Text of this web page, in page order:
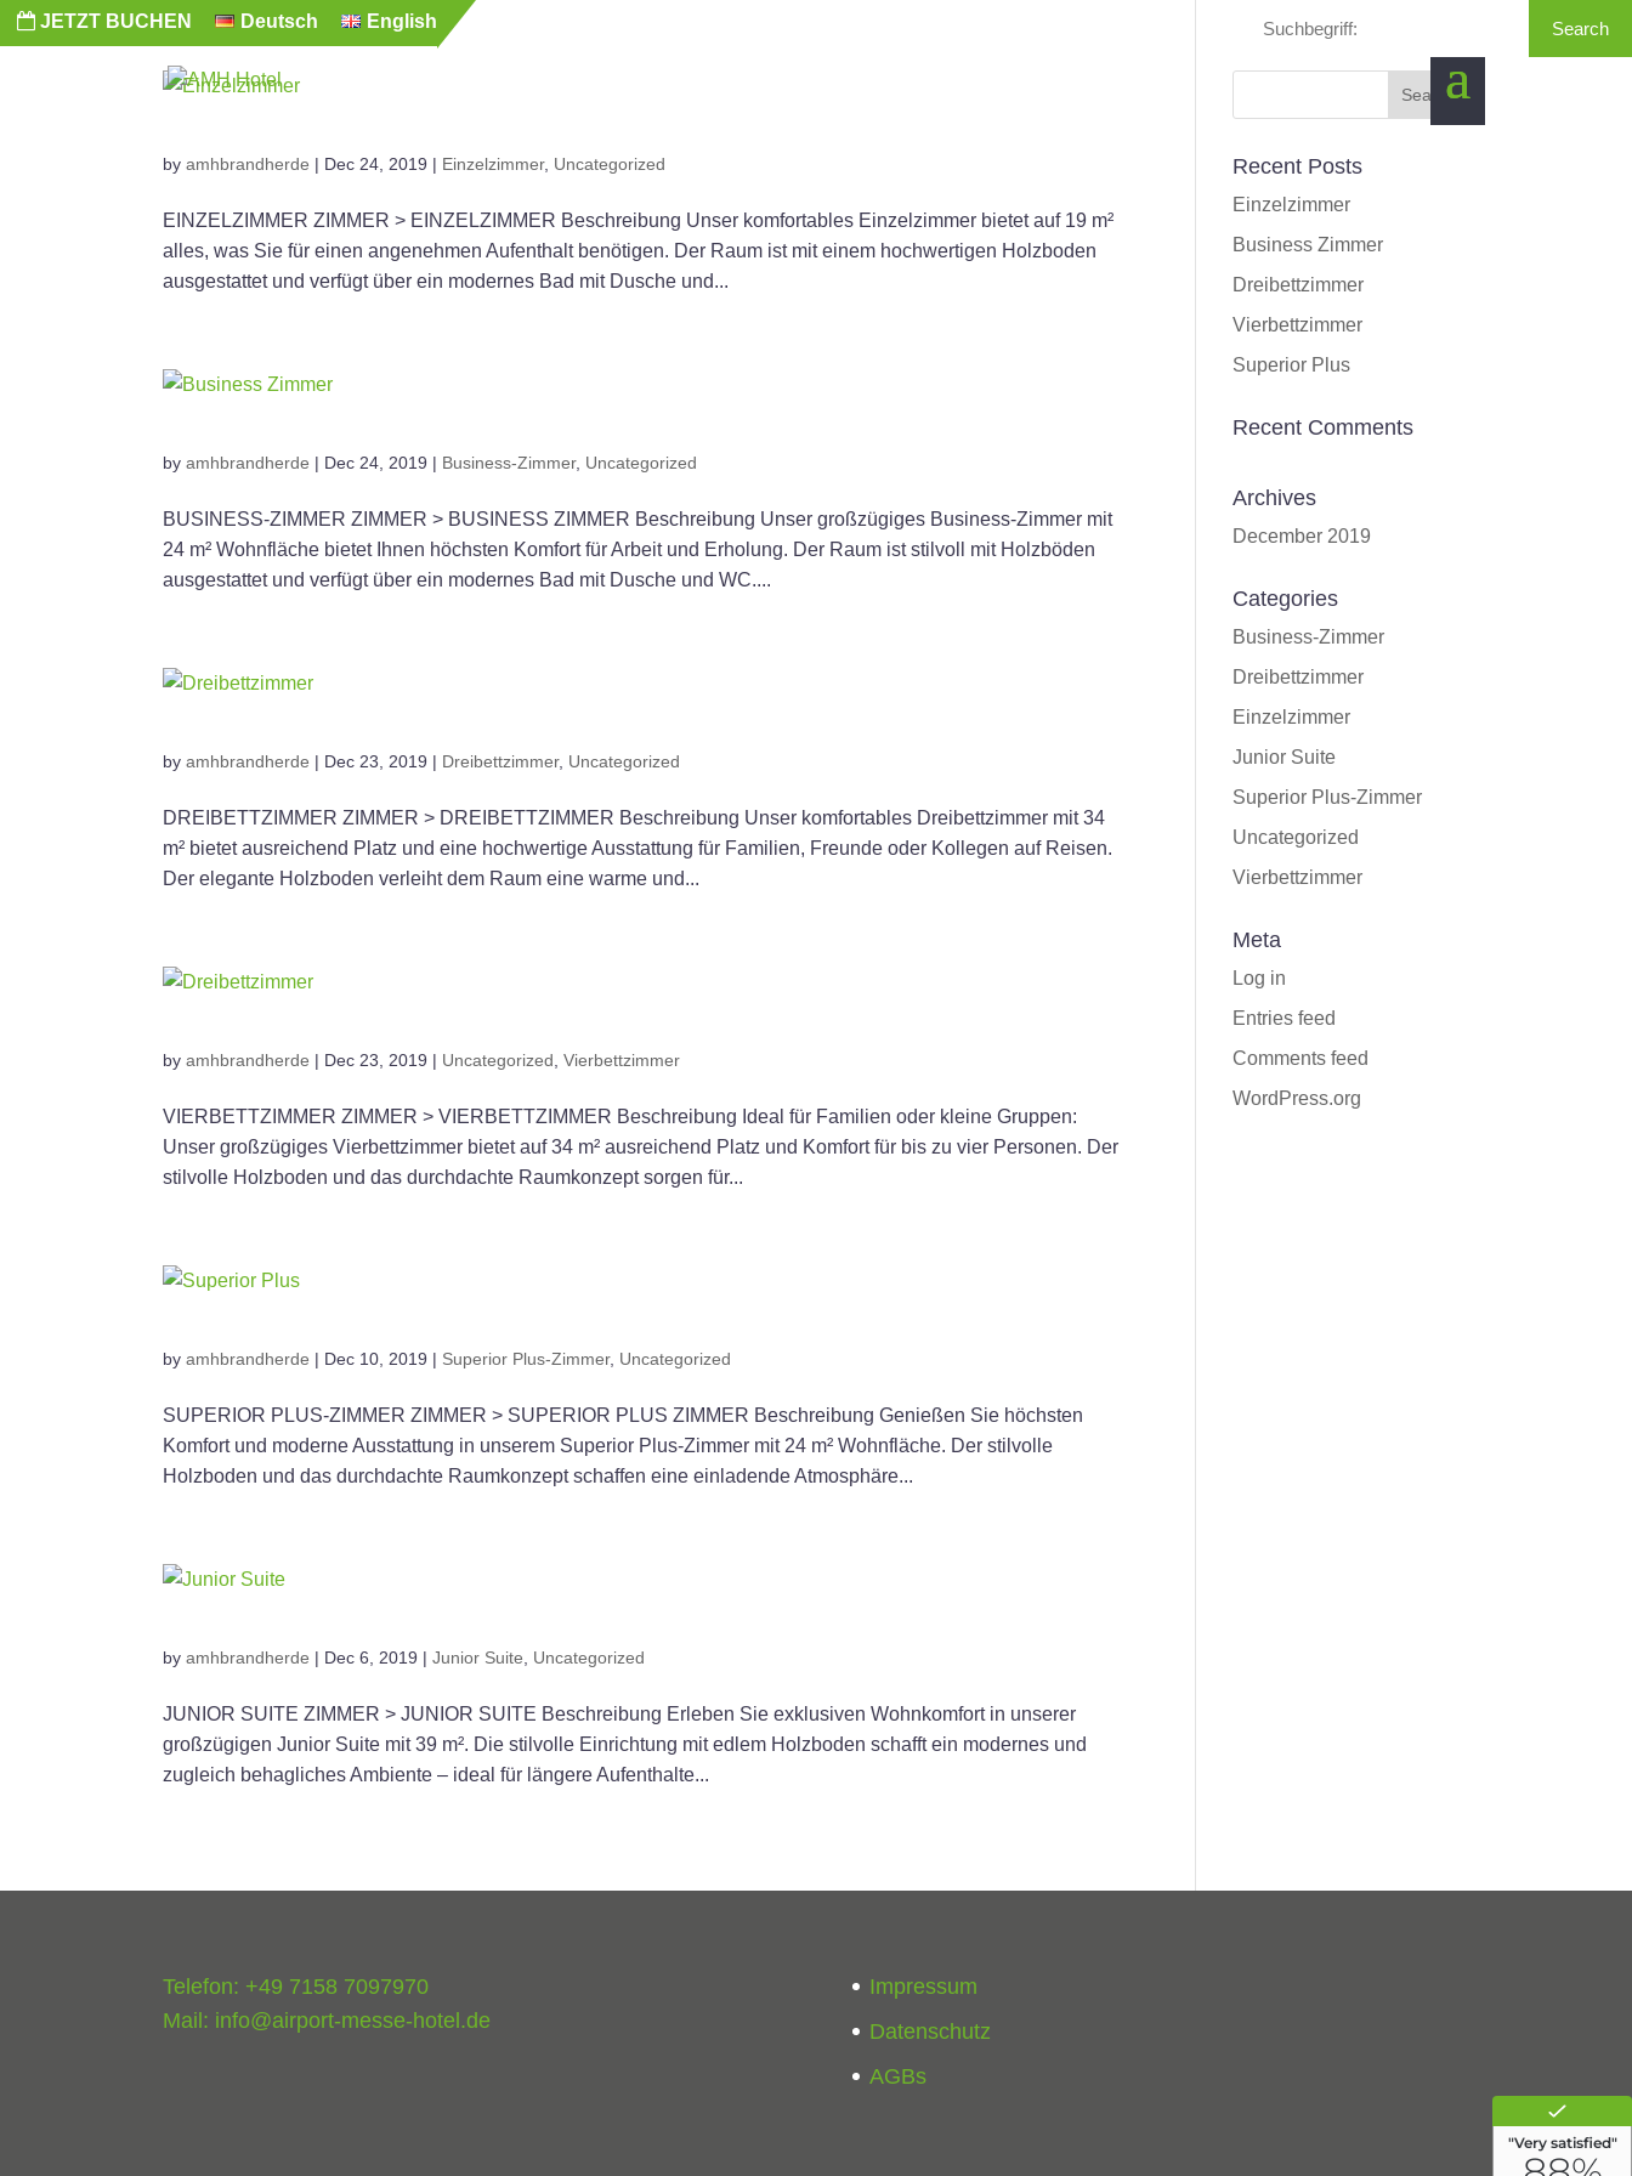
JETZT BUCHEN Deutsch English
byamhbrandherde | Dec 24, 2019 | Einzelzimmer, Uncategorized
EINZELZIMMER ZIMMER > EINZELZIMMER Beschreibung Unser komfortables Einzelzimmer bietet auf 19 m²
alles, was Sie für einen angenehmen Aufenthalt benötigen. Der Raum ist mit einem hochwertigen Holzboden
ausgestattet und verfügt über ein modernes Bad mit Dusche und...
byamhbrandherde | Dec 24, 2019 | Business-Zimmer, Uncategorized
BUSINESS-ZIMMER ZIMMER > BUSINESS ZIMMER Beschreibung Unser großzügiges Business-Zimmer mit
24 m² Wohnfläche bietet Ihnen höchsten Komfort für Arbeit und Erholung. Der Raum ist stilvoll mit Holzböden
ausgestattet und verfügt über ein modernes Bad mit Dusche und WC....
byamhbrandherde | Dec 23, 2019 | Dreibettzimmer, Uncategorized
DREIBETTZIMMER ZIMMER > DREIBETTZIMMER Beschreibung Unser komfortables Dreibettzimmer mit 34
m² bietet ausreichend Platz und eine hochwertige Ausstattung für Familien, Freunde oder Kollegen auf Reisen.
Der elegante Holzboden verleiht dem Raum eine warme und...
byamhbrandherde | Dec 23, 2019 | Uncategorized ,Vierbettzimmer
VIERBETTZIMMER ZIMMER > VIERBETTZIMMER Beschreibung Ideal für Familien oder kleine Gruppen:
Unser großzügiges Vierbettzimmer bietet auf 34 m² ausreichend Platz und Komfort für bis zu vier Personen. Der
stilvolle Holzboden und das durchdachte Raumkonzept sorgen für...
byamhbrandherde | Dec 10, 2019 | Superior Plus-Zimmer, Uncategorized
SUPERIOR PLUS-ZIMMER ZIMMER > SUPERIOR PLUS ZIMMER Beschreibung Genießen Sie höchsten
Komfort und moderne Ausstattung in unserem Superior Plus-Zimmer mit 24 m² Wohnfläche. Der stilvolle
Holzboden und das durchdachte Raumkonzept schaffen eine einladende Atmosphäre...
byamhbrandherde | Dec 6, 2019 |Junior Suite Uncategorized
JUNIOR SUITE ZIMMER > JUNIOR SUITE Beschreibung Erleben Sie exklusiven Wohnkomfort in unserer
großzügigen Junior Suite mit 39 m². Die stilvolle Einrichtung mit edlem Holzboden schafft ein modernes und
zugleich behagliches Ambiente – ideal für längere Aufenthalte...
Recent Posts
Einzelzimmer
Business Zimmer
Dreibettzimmer
Vierbettzimmer
Superior Plus
Recent Comments
Archives
December 2019
Categories
Business-Zimmer
Dreibettzimmer
Einzelzimmer
Junior Suite
Superior Plus-Zimmer
Uncategorized
Vierbettzimmer
Meta
Log in
Entries feed
Comments feed
WordPress.org
Telefon: +49 7158 7097970
Mail: info@airport-messe-hotel.de
Impressum
Datenschutz
AGBs